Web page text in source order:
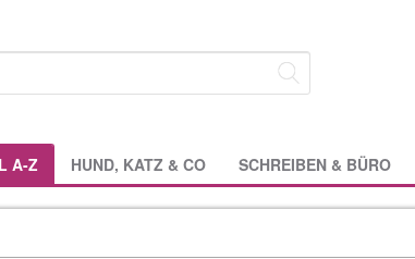
A-Z HUND, KATZ & CO SCHREIBEN & BÜRO